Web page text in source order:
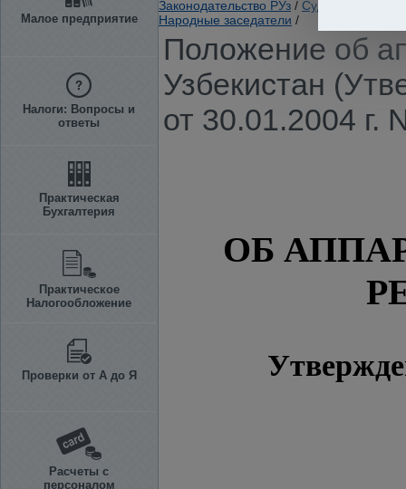
Малое предприятие
Налоги: Вопросы и
ответы
Практическая
Бухгалтерия
Практическое
Налогообложение
Проверки от А до Я
Расчеты с
персоналом
Законодательство РУз / Судебная
Народные заседатели /
Положение об
Узбекистан
от 30.01.2004 г.
ОБ